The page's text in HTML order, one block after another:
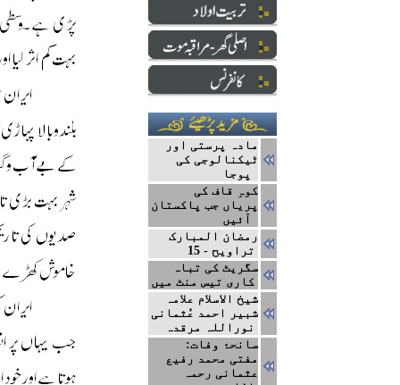
مادہ پرستی اور
ٹیکنالوجی کی
کوہِ قاف کی
پریاں جب پاکستان
رمضان المبارک
تراویح - 15
سگریٹ کی تباہ
کاری تیس منٹ میں
شیخ الاسلام علامہ
شبیر احمد عُثمانی
نوراللہ مرقدہ
سانحۂ وفات:
مفتی محمد رفیع
عثمانی رحمہ